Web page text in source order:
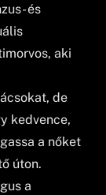
és
aki
de
kedvence,
a nőket
úton.
a